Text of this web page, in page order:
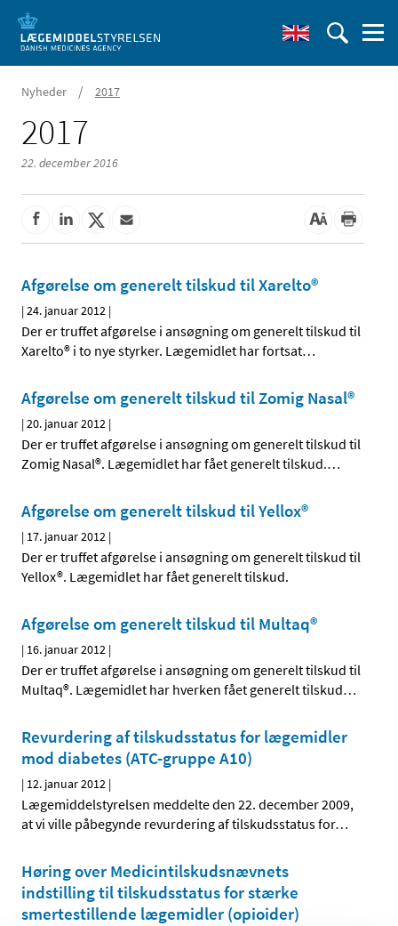
Nyheder / 2017
2017
22. december 2016
Afgørelse om generelt tilskud til Xarelto®
|24. januar 2012 |
Der er truffet afgørelse i ansøgning om generelt tilskud til
Xarelto® i to nye styrker. Lægemidlet har fortsat…
Afgørelse om generelt tilskud til Zomig Nasal®
|20. januar 2012 |
Der er truffet afgørelse i ansøgning om generelt tilskud til
Zomig Nasal®. Lægemidlet har fået generelt tilskud.…
Afgørelse om generelt tilskud til Yellox®
| 17. januar 2012 |
Der er truffet afgørelse i ansøgning om generelt tilskud til
Yellox®. Lægemidlet har fået generelt tilskud.
Afgørelse om generelt tilskud til Multaq®
| 16. januar 2012 |
Der er truffet afgørelse i ansøgning om generelt tilskud til
Multaq®. Lægemidlet har hverken fået generelt tilskud…
Revurdering af tilskudsstatus for lægemidler
mod diabetes (ATC-gruppe A10)
| 12. januar 2012 |
Lægemiddelstyrelsen meddelte den 22. december 2009,
at vi ville påbegynde revurdering af tilskudsstatus for…
Høring over Medicintilskudsnævnets
indstilling til tilskudsstatus for stærke
smertestillende lægemidler (opioider)